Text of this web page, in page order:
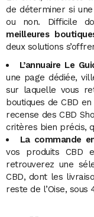
de déterminer si
ou non. Difficile
meilleures
deux solutions
L’annuaire Le
une page dédiée,
sur laquelle vous
boutiques de CBD
recense des CBD
critères bien précis,
La commande
vos produits CBD
retrouverez une
CBD, dont les
reste de l’Oise, sous